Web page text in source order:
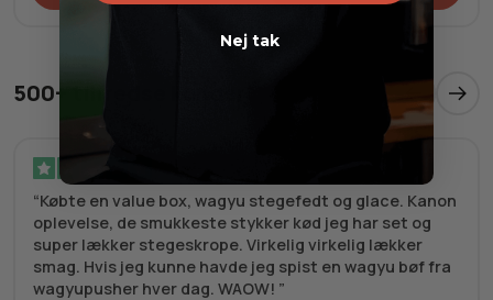
500+ tilfredse kunder
Købte en value box, wagyu stegefedt og glace. Kanon
oplevelse, de smukkeste stykker kød jeg har set og
super lækker stegeskrope. Virkelig virkelig lækker
smag. Hvis jeg kunne havde jeg spist en wagyu bøf fra
wagyupusher hver dag. WAOW!
Nej tak